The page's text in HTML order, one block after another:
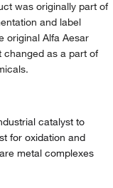
was originally part of
and label
original Alfa Aesar
changed as a part of
catalyst to
for oxidation and
metal complexes